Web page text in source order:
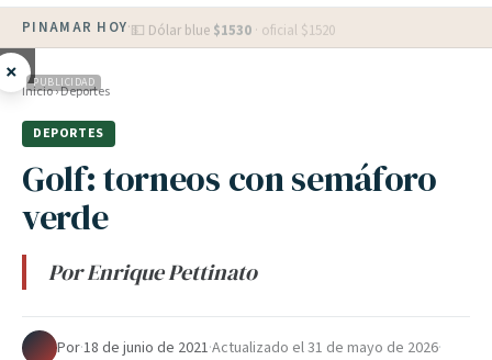
PINAMAR HOY·💵 Dólar blue $1530 · oficial $1520
× PUBLICIDAD
Inicio›Deportes
DEPORTES
Golf: torneos con semáforo
verde
Por Enrique Pettinato
Por·18 de junio de 2021·Actualizado el31 de mayo de 2026·